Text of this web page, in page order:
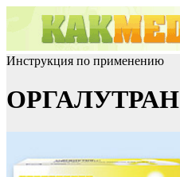
Инструкция по применению
ОРГАЛУТРАН